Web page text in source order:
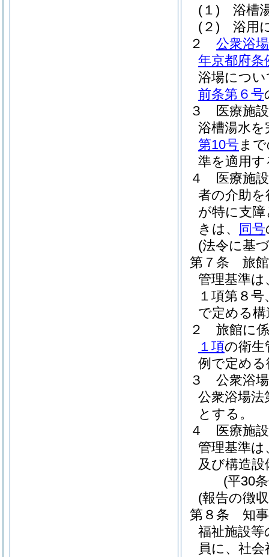
(１)
浴槽
(２)
浴用
２
公衆浴
年京都府条
浴場につ
前条第６号
３
医療施
浴槽湯水
第10号ま
準を適用す
４
医療施
者の介助
が特に支
きは、
同号
(法令に基
第７条
旅
管理基準は
１項第８
で定める
２
旅館に
１項の衛生
例で定め
３
公衆浴
公衆浴場
とする。
４
医療施
管理基準は
及び構造
(平30
(報告の徴
第８条
知
福祉施設
員に、社